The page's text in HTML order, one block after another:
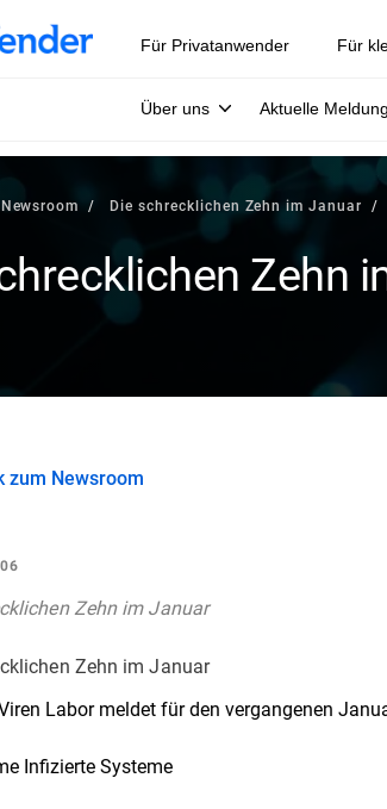
Für Privatanwender Für
Über uns Aktuelle
Newsroom Die schrecklichen Zehn im Januar
Zehn
zum Newsroom
Zehn im Januar
Zehn im Januar
Labor meldet für den vergangenen
Infizierte Systeme